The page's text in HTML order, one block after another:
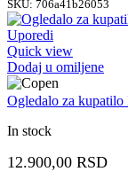
SKU: 706a41b26053
Uporedi
Quick view
Dodaj u omiljene
Ogledalo za
In stock
12.900,00 RSD